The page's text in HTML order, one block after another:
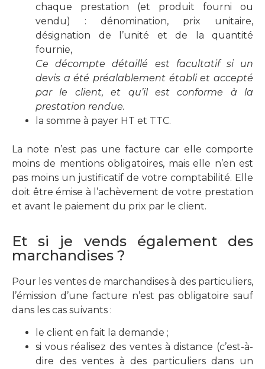
chaque prestation (et produit fourni ou
vendu) : dénomination, prix unitaire,
désignation de l’unité et de la quantité
fournie,
Ce décompte détaillé est facultatif si un
devis a été préalablement établi et accepté
par le client, et qu’il est conforme à la
prestation rendue.
la somme à payer HT et TTC.
La note n’est pas une facture car elle comporte
moins de mentions obligatoires, mais elle n’en est
pas moins un justificatif de votre comptabilité. Elle
doit être émise à l’achèvement de votre prestation
et avant le paiement du prix par le client.
Et si je vends également des
marchandises ?
Pour les ventes de marchandises à des particuliers,
l’émission d’une facture n’est pas obligatoire sauf
dans les cas suivants :
le client en fait la demande ;
si vous réalisez des ventes à distance (c’est-à-
dire des ventes à des particuliers dans un